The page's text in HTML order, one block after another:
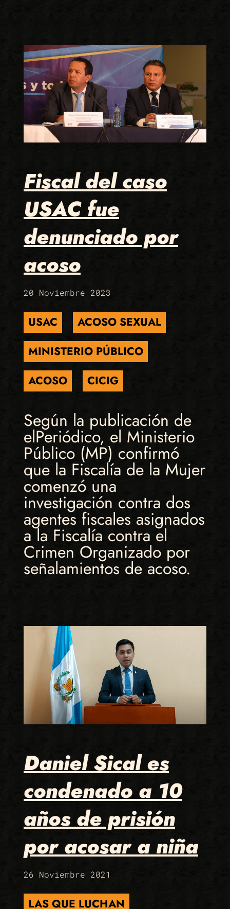
Fiscal del caso
USAC fue
denunciado por
acoso
20 Noviembre 2023
USAC
ACOSO SEXUAL
MINISTERIO PÚBLICO
ACOSO
CICIG
Según la publicación de
elPeriódico, el Ministerio
Público (MP) confirmó
que la Fiscalía de la Mujer
comenzó una
investigación contra dos
agentes fiscales asignados
a la Fiscalía contra el
Crimen Organizado por
señalamientos de acoso.
Daniel Sical es
condenado a 10
años de prisión
por acosar a niña
26 Noviembre 2021
LAS QUE LUCHAN